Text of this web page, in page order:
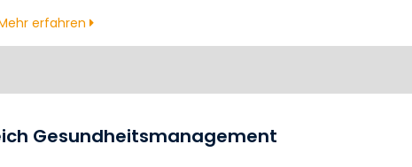
erfahren
Gesundheitsmanagement